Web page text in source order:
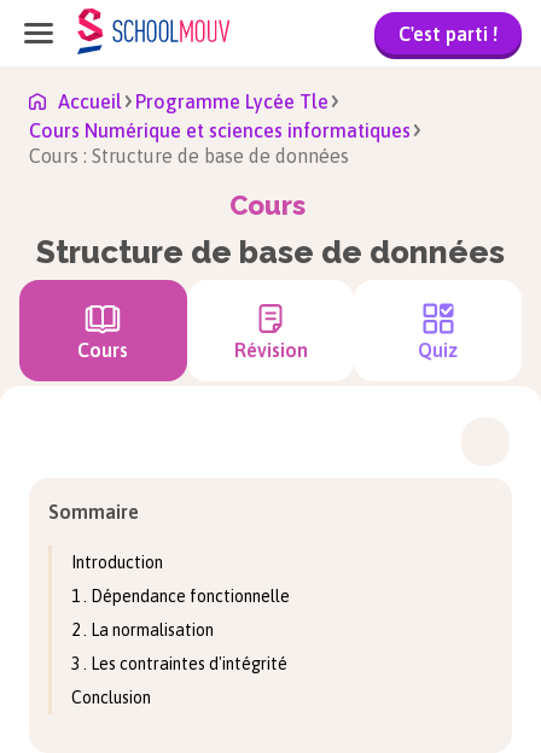
C'est parti !
Accueil
Programme Lycée Tle
Cours Numérique et sciences informatiques
Cours : Structure de base de données
Cours
Structure de base de données
Cours Révision Quiz
Sommaire
Introduction
1 . Dépendance fonctionnelle
2 . La normalisation
3 . Les contraintes d'intégrité
Conclusion